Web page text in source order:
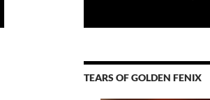
TEARS OF GOLDEN FENIX